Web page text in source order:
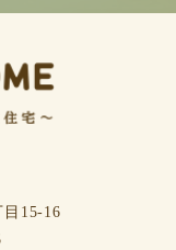
15-16